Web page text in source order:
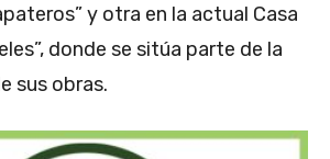
y otra en la actual Casa
donde se sitúa parte de la
sus obras.